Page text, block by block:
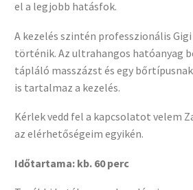
el a legjobb hatásfok.
A kezelés szintén professzionális
történik. Az ultrahangos hatóanyag
tápláló masszázst és egy
is tartalmaz a kezelés.
Kérlek vedd fel a kapcsolatot velem
az elérhetőségeim egyikén.
Időtartama: kb. 60 perc